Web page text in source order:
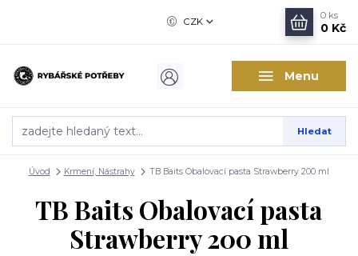
Menu
CZK
Hledat
0 ks
0 Kč
Úvod Krmení, Nástrahy TB Baits Obalovací pasta Strawberry 200 ml
TB Baits Obalovací pasta
Strawberry 200 ml